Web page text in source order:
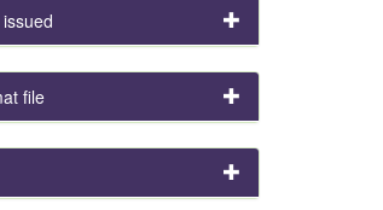
file